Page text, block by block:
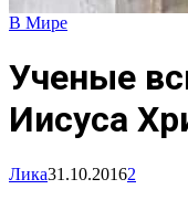
В Мире
Ученые
Иисуса
Лика31.10.20162